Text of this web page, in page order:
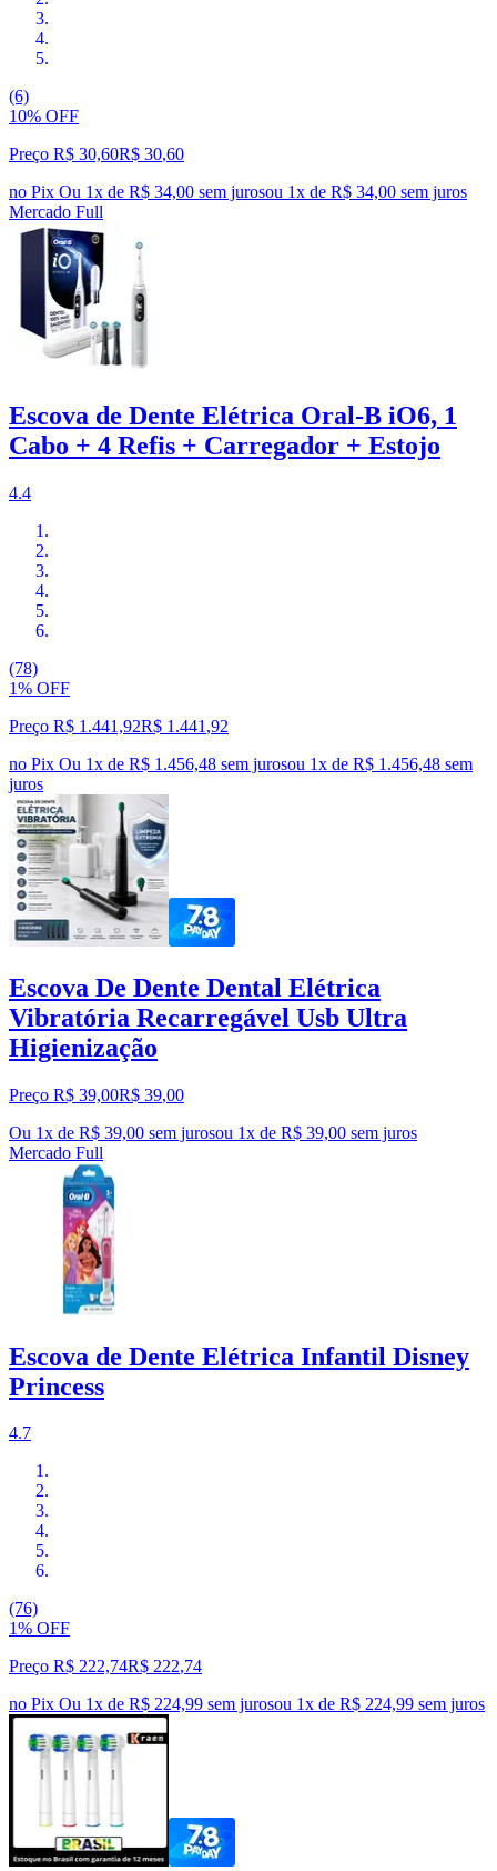
(6)
10% OFF
Preço R$ 30,60R$ 30,60
no Pix Ou 1x de R$ 34,00 sem jurosou 1x de R$ 34,00 sem juros
Mercado Full
Escova de Dente Elétrica Oral-B iO6, 1
Cabo + 4 Refis + Carregador + Estojo
4.4
(78)
1% OFF
Preço R$ 1.441,92R$ 1.441 ,92
no Pix Ou 1x de R$ 1.456,48 sem jurosou 1x de R$ 1.456,48 sem
juros
Escova De Dente Dental Elétrica
Vibratória Recarregável Usb Ultra
Higienização
Preço R$ 39,00R$ 39,00
Ou 1x de R$ 39,00 sem jurosou 1x de R$ 39,00 sem juros
Mercado Full
Escova de Dente Elétrica Infantil Disney
Princess
4.7
(76)
1% OFF
Preço R$ 222,74R$ 222,74
no Pix Ou 1x de R$ 224,99 sem jurosou 1x de R$ 224,99 sem juros